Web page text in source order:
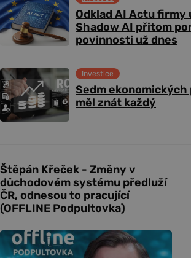
Odklad AI Actu firmy
Shadow AI přitom
povinnosti už dnes
Sedm
měl znát každý
Investice
Štěpán Křeček - Změny v
důchodovém systému předluží
ČR, odnesou to pracující
(OFFLINE Podpultovka)